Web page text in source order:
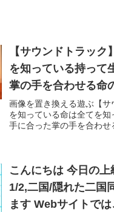
【サウンドトラッ
を知っている持って
掌の手を合わせる命
画像を置き換える遊ぶ【
を知っている命は全てを
手に合った掌の手を合わせ
こんにちは 今日の上級1ナンプレ 使用するテ
1/2,二国/隠れた二国
ます Webサイトで